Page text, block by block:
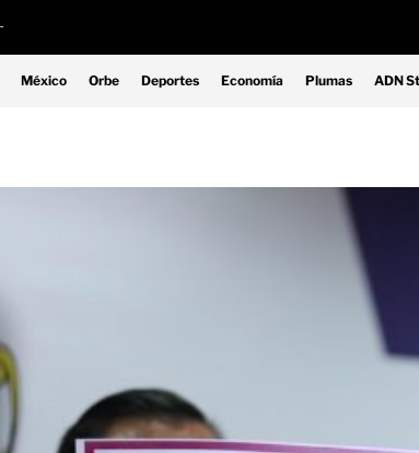
México Orbe Deportes Economía Plumas ADN